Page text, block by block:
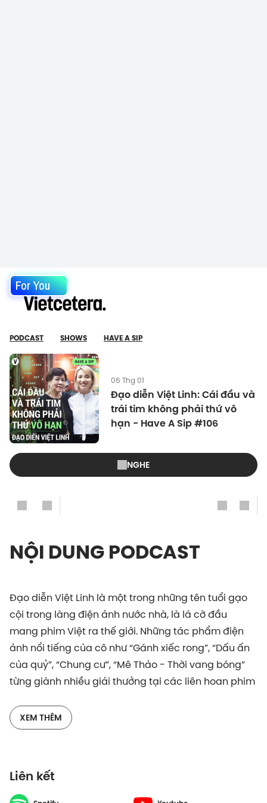
For You
PODCAST SHOWS HAVE A SIP
06 Thg 01
Đạo diễn Việt Linh: Cái đầu và
trái tim không phải thứ vô
hạn - Have A Sip #106
NGHE
NỘI DUNG PODCAST
Đạo diễn Việt Linh là một trong những tên tuổi gạo
cội trong làng điện ảnh nước nhà, là lá cờ đầu
mang phim Việt ra thế giới. Những tác phẩm điện
ảnh nổi tiếng của cô như “Gánh xiếc rong”, “Dấu ấn
của quỷ”, “Chung cư”, “Mê Thảo - Thời vang bóng”
từng giành nhiều giải thưởng tại các liên hoan phim
trân trọng gọi cô bằng danh hiệu “Nữ tướng làng
điện ảnh”.
nhiều thành công thì càng hiếm hơn. Vậy liệu câu
chuyện về giới có phải là rào cản đối với nghề này?
XEM THÊM
Liên kết